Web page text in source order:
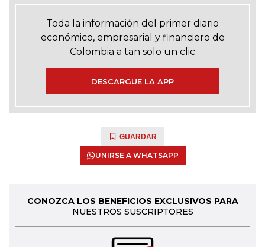
Toda la información del primer diario
económico, empresarial y financiero de
Colombia a tan solo un clic
DESCARGUE LA APP
GUARDAR
UNIRSE A WHATSAPP
CONOZCA LOS BENEFICIOS EXCLUSIVOS PARA
NUESTROS SUSCRIPTORES